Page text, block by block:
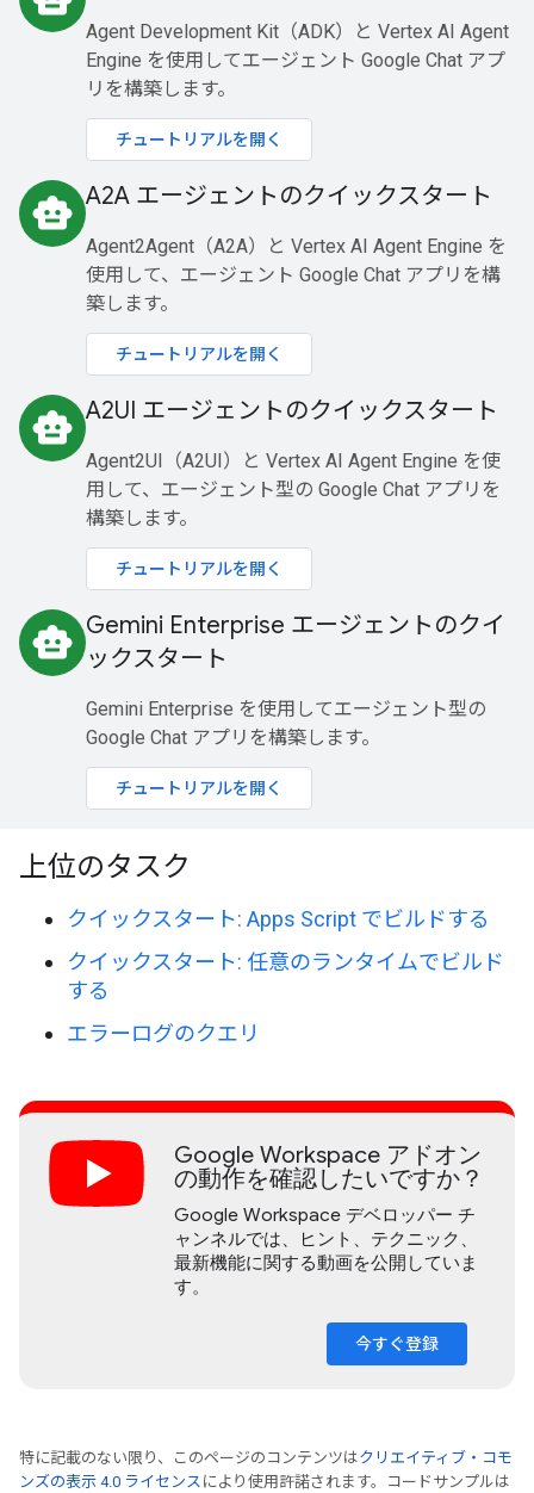
Agent Development Kit（ADK）と Vertex AI Agent
Engine を使用してエージェント Google Chat アプ
リを構築します。
チュートリアルを開く
smart_toy A2A エージェントのクイックスタート
Agent2Agent（A2A）と Vertex AI Agent Engine を
使用して、エージェント Google Chat アプリを構
築します。
チュートリアルを開く
smart_toy A2UI エージェントのクイックスタート
Agent2UI（A2UI）と Vertex AI Agent Engine を使
用して、エージェント型の Google Chat アプリを
構築します。
チュートリアルを開く
smart_toy Gemini Enterprise エージェントのクイ
ックスタート
Gemini Enterprise を使用してエージェント型の
Google Chat アプリを構築します。
チュートリアルを開く
上位のタスク
クイックスタート: Apps Script でビルドする
クイックスタート: 任意のランタイムでビルド
する
エラーログのクエリ
Google Workspace アドオン
の動作を確認したいですか？
Google Workspace デベロッパー チ
ャンネルでは、ヒント、テクニック、
最新機能に関する動画を公開していま
す。
今すぐ登録
特に記載のない限り、このページのコンテンツはクリエイティブ・コモ
ンズの表示 4.0 ライセンス により使用許諾されます。コードサンプルは